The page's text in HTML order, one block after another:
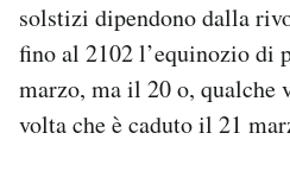
Area Personale
Newsletter
Notifiche mobile
Regala il Post
solstizi dipendono dalla
fino al 2102 l’equinozio di
marzo, ma il 20 o, qualche
volta che è caduto il 21